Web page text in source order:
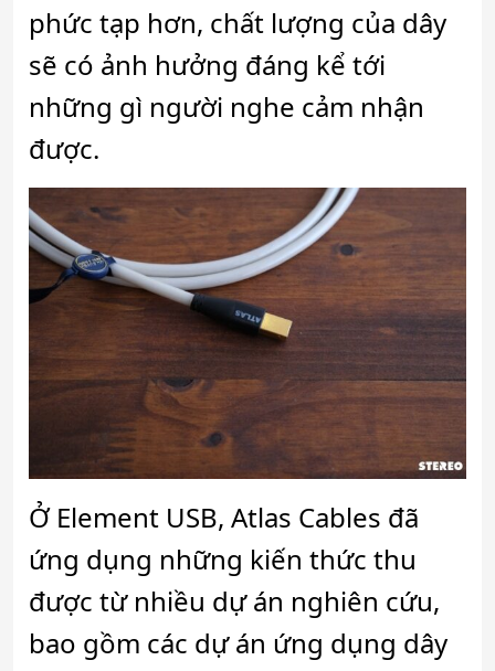
phức tạp hơn, chất lượng của dây
sẽ có ảnh hưởng đáng kể tới
những gì người nghe cảm nhận
được.
Ở Element USB, Atlas Cables đã
ứng dụng những kiến thức thu
được từ nhiều dự án nghiên cứu,
bao gồm các dự án ứng dụng dây